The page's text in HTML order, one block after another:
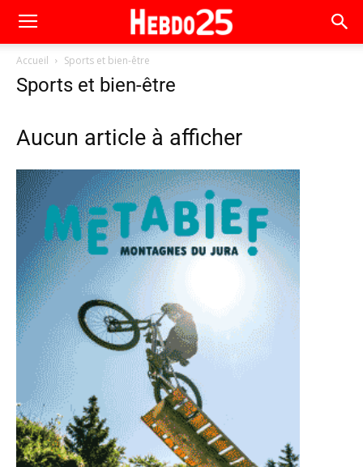
Accueil Sports et bien-être
Sports et bien-être
Aucun article à afficher